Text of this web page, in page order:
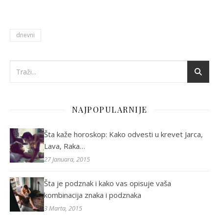
dnevni
NAJPOPULARNIJE
Šta kaže horoskop: Kako odvesti u krevet Jarca,
Lava, Raka…
27 Januara, 2015
Šta je podznak i kako vas opisuje vaša
kombinacija znaka i podznaka
3 Marta, 2015